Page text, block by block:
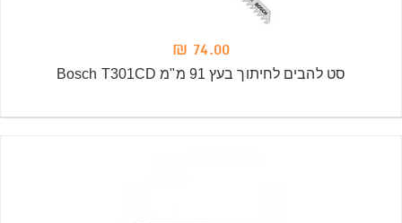
74.00 ₪
סט להבים לחיתוך בעץ 91 מ"מ Bosch T301CD